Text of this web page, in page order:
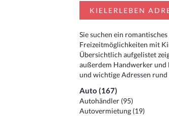
KIELERLEBEN
Sie suchen ein
Freizeitmöglichkeiten mit
Übersichtlich aufgelistet
außerdem Handwerker und
und wichtige Adressen rund
Auto (167)
Autohändler (95)
Autovermietung (19)